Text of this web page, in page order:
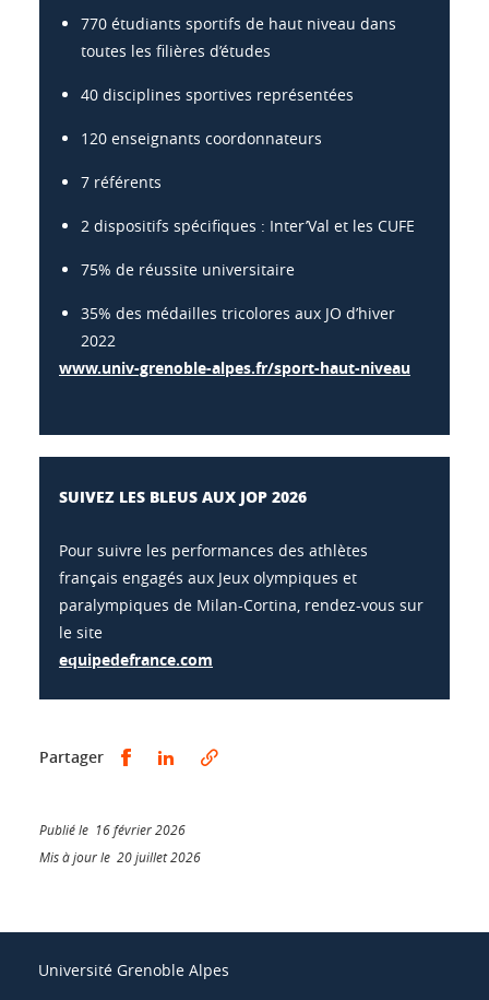
770 étudiants sportifs de haut niveau dans
toutes les filières d’études
40 disciplines sportives représentées
120 enseignants coordonnateurs
7 référents
2 dispositifs spécifiques : Inter’Val et les CUFE
75% de réussite universitaire
35% des médailles tricolores aux JO d’hiver
2022
www.univ-grenoble-alpes.fr/sport-haut-niveau
SUIVEZ LES BLEUS AUX JOP 2026
Pour suivre les performances des athlètes
français engagés aux Jeux olympiques et
paralympiques de Milan-Cortina, rendez-vous sur
le site
equipedefrance.com
Partager Partager sur Facebook
Partager sur LinkedIn
Publié le 16 février 2026
Mis à jour le 20 juillet 2026
Université Grenoble Alpes